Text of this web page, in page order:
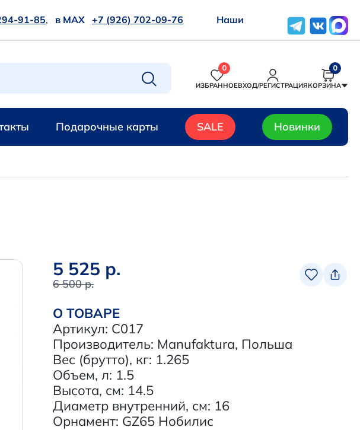
91-85, в MAX +7 (926) 702-09-76
Наши
0
ИЗБРАННОЕВХОД/РЕГИСТРАЦИЯ
0
КОРЗИНА
Подарочные карты SALE Новинки
5 525 р.
6 500 р.
О ТОВАРЕ
Артикул: C017
Производитель: Manufaktura, Польша
Вес (брутто), кг: 1.265
Объем, л: 1.5
Высота, см: 14.5
Диаметр внутренний, см: 16
Орнамент: GZ65 Нобилис